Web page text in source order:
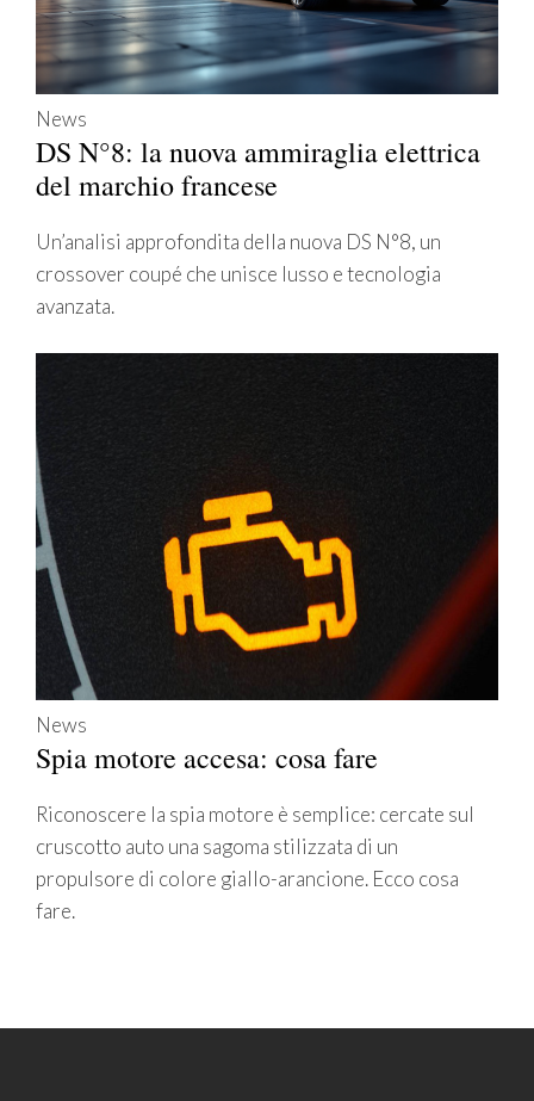
News
DS N°8: la nuova ammiraglia elettrica
del marchio francese
Un’analisi approfondita della nuova DS N°8, un
crossover coupé che unisce lusso e tecnologia
avanzata.
News
Spia motore accesa: cosa fare
Riconoscere la spia motore è semplice: cercate sul
cruscotto auto una sagoma stilizzata di un
propulsore di colore giallo-arancione. Ecco cosa
fare.